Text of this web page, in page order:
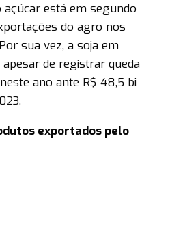
açúcar está em segundo
do agro nos
sua vez, a soja em
de registrar queda
ano ante R$ 48,5 bi
exportados pelo